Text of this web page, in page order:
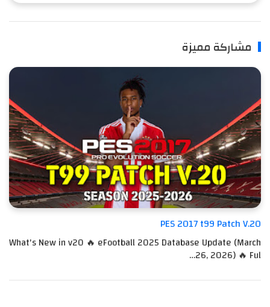
مشاركة مميزة
PES 2017 t99 Patch V.20
What's New in v20 🔥 eFootball 2025 Database Update (March
26, 2026) 🔥 Ful…